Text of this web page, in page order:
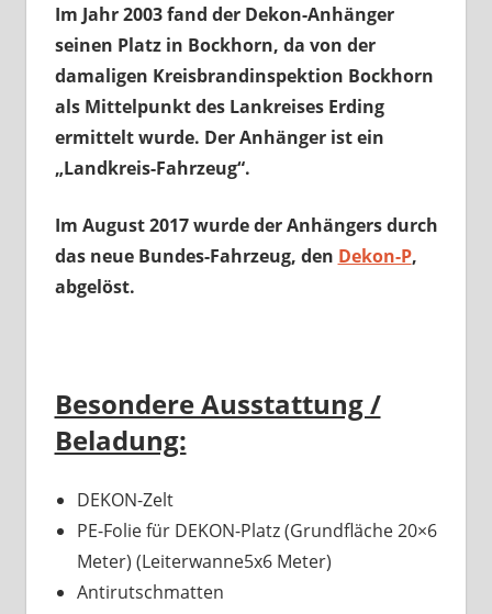
Im Jahr 2003 fand der Dekon-Anhänger
seinen Platz in Bockhorn, da von der
damaligen Kreisbrandinspektion Bockhorn
als Mittelpunkt des Lankreises Erding
ermittelt wurde. Der Anhänger ist ein
„Landkreis-Fahrzeug“.
Im August 2017 wurde der Anhängers durch
das neue Bundes-Fahrzeug, den Dekon-P,
abgelöst.
Besondere Ausstattung /
Beladung:
DEKON-Zelt
PE-Folie für DEKON-Platz (Grundfläche 20×6
Meter) (Leiterwanne5x6 Meter)
Antirutschmatten